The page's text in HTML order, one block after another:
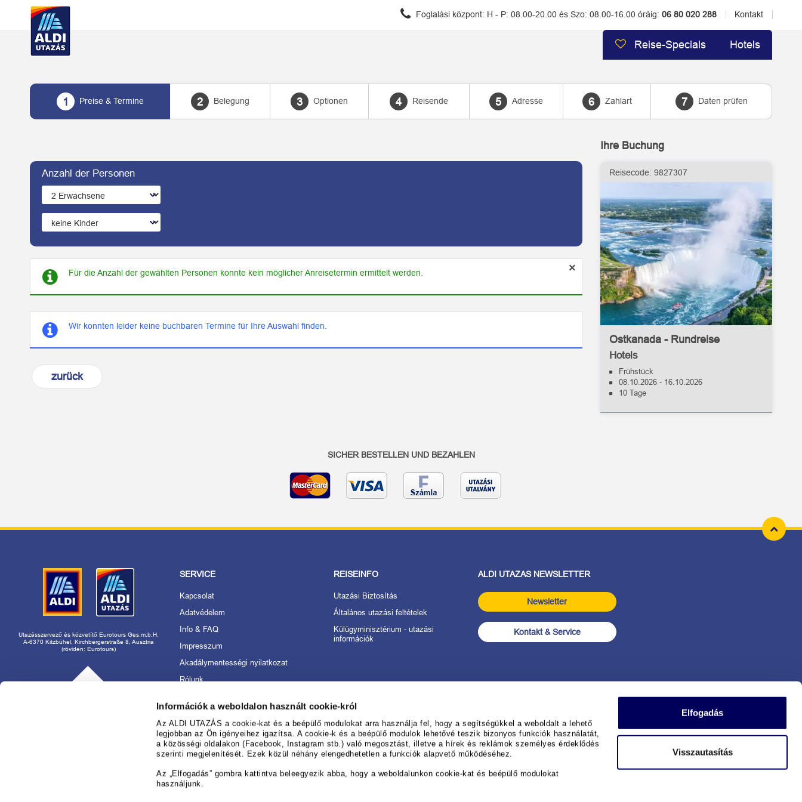
Információk a weboldalon használt cookie-król
Az ALDI UTAZÁS a cookie-kat és a beépülő modulokat arra használja fel, hogy a segítségükkel a weboldalt a lehető
legjobban az Ön igényeihez igazítsa. A cookie-k és a beépülő modulok lehetővé teszik bizonyos funkciók használatát,
a közösségi oldalakon (Facebook, Instagram stb.) való megosztást, illetve a hírek és reklámok személyes érdeklődés
szerinti megjelenítését. Ezek közül néhány elengedhetetlen a funkciók alapvető működéséhez.
Az „Elfogadás” gombra kattintva beleegyezik abba, hogy a weboldalunkon cookie-kat és beépülő modulokat
használjunk.
Elfogadás
Visszautasítás
Foglalási központ: H - P: 08.00-20.00 és Szo: 08.00-16.00 óráig: 06 80 020 288 Kontakt
Reise-Specials Hotels
1 Preise & Termine 2 Belegung 3 Optionen 4 Reisende 5 Adresse 6 Zahlart 7 Daten prüfen
Anzahl der Personen
×
Für die Anzahl der gewählten Personen konnte kein möglicher Anreisetermin ermittelt werden.
Wir konnten leider keine buchbaren Termine für Ihre Auswahl finden.
zurück
Ihre Buchung
Reisecode: 9827307
Ostkanada - Rundreise
Hotels
Frühstück
08.10.2026- 16.10.2026
10 Tage
SICHER BESTELLEN UND BEZAHLEN
Utazásszervező és közvetítő Eurotours Ges.m.b.H.
A-6370 Kitzbühel, Kirchbergerstraße 8, Ausztria
(röviden: Eurotours)
SERVICE
Kapcsolat
Adatvédelem
Info & FAQ
Impresszum
Akadálymentességi nyilatkozat
Rólunk
használat
Foglaljon nyugodtan az ALDI UTAZÁS-
nál!
Információ az ajánlatok rendezéséhez
REISEINFO
Utazási Biztosítás
Általános utazási feltételek
Külügyminisztérium - utazási
információk
ALDI UTAZAS NEWSLETTER
Newsletter
Kontakt & Service